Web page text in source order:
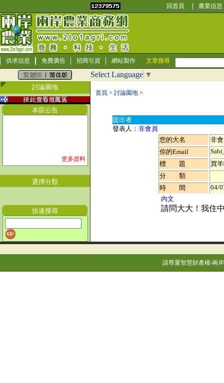
回首頁 農業信息
供求信息 免費廣告 招商引資 網站製作 文章搜尋
Select Language ▼
討論園地
本區公告
更多資料
選擇分類
快速搜尋
首頁 > 討論園地 >
提出者
發表人： 非會員
您的大名
非
你的Email
標 題
買
分 類
時 間
04/
內文
請問大大！我住
請尊重智慧財產權‧兩